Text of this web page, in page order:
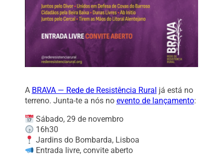
A BRAVA — Rede de Resistência Rural já está no
terreno. Junta-te a nós no evento de lançamento:
Sábado, 29 de novembro
16h30
Jardins do Bombarda, Lisboa
Entrada livre, convite aberto